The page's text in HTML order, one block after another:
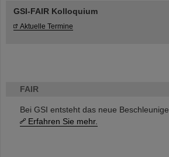
FAIR
Bei GSI entsteht das neue
Erfahren Sie mehr.
GSI-FAIR Kolloquium
Aktuelle Termine